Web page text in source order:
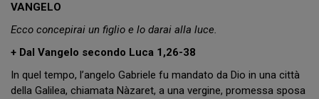
VANGELO
Ecco concepirai un figlio e lo darai alla luce.
+ Dal Vangelo secondo Luca 1,26-38
In quel tempo, l’angelo Gabriele fu mandato da Dio in una città
della Galilea, chiamata Nàzaret, a una vergine, promessa sposa